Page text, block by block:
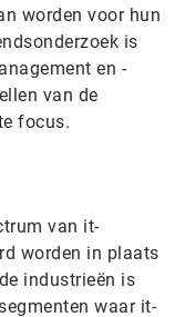
worden voor hun
is
en -
van de
focus.
van it-
worden in plaats
industrieën is
waar it-